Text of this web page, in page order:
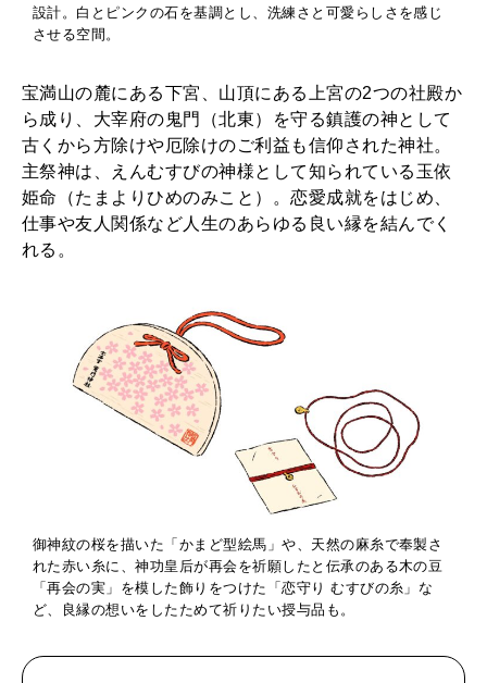
設計。白とピンクの石を基調とし、洗練さと可愛らしさを感じ
させる空間。
宝満山の麓にある下宮、山頂にある上宮の2つの社殿か
ら成り、大宰府の鬼門（北東）を守る鎮護の神として
古くから方除けや厄除けのご利益も信仰された神社。
主祭神は、えんむすびの神様として知られている玉依
姫命（たまよりひめのみこと）。恋愛成就をはじめ、
仕事や友人関係など人生のあらゆる良い縁を結んでく
れる。
御神紋の桜を描いた「かまど型絵馬」や、天然の麻糸で奉製さ
れた赤い糸に、神功皇后が再会を祈願したと伝承のある木の豆
「再会の実」を模した飾りをつけた「恋守り むすびの糸」な
ど、良縁の想いをしたためて祈りたい授与品も。